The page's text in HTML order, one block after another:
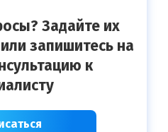
Задайте их
запишитесь на
к